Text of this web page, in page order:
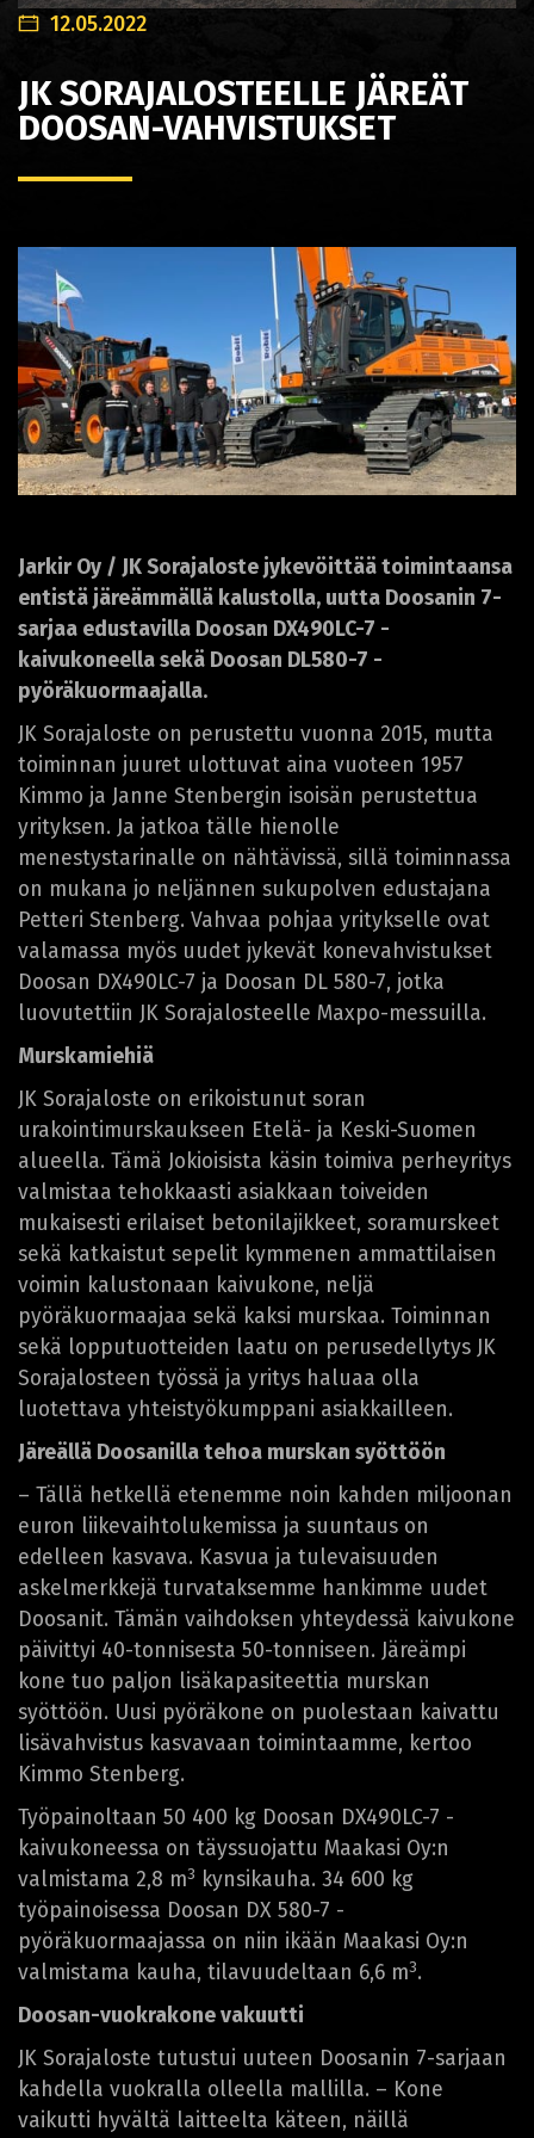
12.05.2022
JK SORAJALOSTEELLE JÄREÄT
DOOSAN-VAHVISTUKSET
Jarkir Oy / JK Sorajaloste jykevöittää toimintaansa
entistä järeämmällä kalustolla, uutta Doosanin 7-
sarjaa edustavilla Doosan DX490LC-7 -
kaivukoneella sekä Doosan DL580-7 -
pyöräkuormaajalla.
JK Sorajaloste on perustettu vuonna 2015, mutta
toiminnan juuret ulottuvat aina vuoteen 1957
Kimmo ja Janne Stenbergin isoisän perustettua
yrityksen. Ja jatkoa tälle hienolle
menestystarinalle on nähtävissä, sillä toiminnassa
on mukana jo neljännen sukupolven edustajana
Petteri Stenberg. Vahvaa pohjaa yritykselle ovat
valamassa myös uudet jykevät konevahvistukset
Doosan DX490LC-7 ja Doosan DL 580-7, jotka
luovutettiin JK Sorajalosteelle Maxpo-messuilla.
Murskamiehiä
JK Sorajaloste on erikoistunut soran
urakointimurskaukseen Etelä- ja Keski-Suomen
alueella. Tämä Jokioisista käsin toimiva perheyritys
valmistaa tehokkaasti asiakkaan toiveiden
mukaisesti erilaiset betonilajikkeet, soramurskeet
sekä katkaistut sepelit kymmenen ammattilaisen
voimin kalustonaan kaivukone, neljä
pyöräkuormaajaa sekä kaksi murskaa. Toiminnan
sekä lopputuotteiden laatu on perusedellytys JK
Sorajalosteen työssä ja yritys haluaa olla
luotettava yhteistyökumppani asiakkailleen.
Järeällä Doosanilla tehoa murskan syöttöön
– Tällä hetkellä etenemme noin kahden miljoonan
euron liikevaihtolukemissa ja suuntaus on
edelleen kasvava. Kasvua ja tulevaisuuden
askelmerkkejä turvataksemme hankimme uudet
Doosanit. Tämän vaihdoksen yhteydessä kaivukone
päivittyi 40-tonnisesta 50-tonniseen. Järeämpi
kone tuo paljon lisäkapasiteettia murskan
syöttöön. Uusi pyöräkone on puolestaan kaivattu
lisävahvistus kasvavaan toimintaamme, kertoo
Kimmo Stenberg.
Työpainoltaan 50 400 kg Doosan DX490LC-7 -
kaivukoneessa on täyssuojattu Maakasi Oy:n
valmistama 2,8 m3 kynsikauha. 34 600 kg
työpainoisessa Doosan DX 580-7 -
pyöräkuormaajassa on niin ikään Maakasi Oy:n
valmistama kauha, tilavuudeltaan 6,6 m3.
Doosan-vuokrakone vakuutti
JK Sorajaloste tutustui uuteen Doosanin 7-sarjaan
kahdella vuokralla olleella mallilla. – Kone
vaikutti hyvältä laitteelta käteen, näillä